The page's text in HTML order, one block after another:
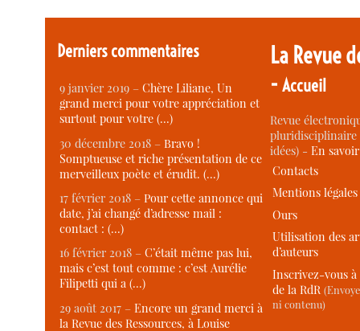
Derniers commentaires
9 janvier 2019 –Chère Liliane, Un
grand merci pour votre appréciation et
surtout pour votre (…)
30 décembre 2018 –Bravo !
Somptueuse et riche présentation de ce
merveilleux poète et érudit. (…)
17 février 2018 –Pour cette annonce qui
date, j’ai changé d’adresse mail :
contact : (…)
16 février 2018 –C’était même pas lui,
mais c’est tout comme : c’est Aurélie
Filipetti qui a (…)
29 août 2017 –Encore un grand merci à
la Revue des Ressources, à Louise
La Revue
-Accueil
Revue
idées) -En
Contacts
Mentions légales
Ours
Utilisation des
d’auteurs
Inscrivez-vous
de la RdR
ni contenu)